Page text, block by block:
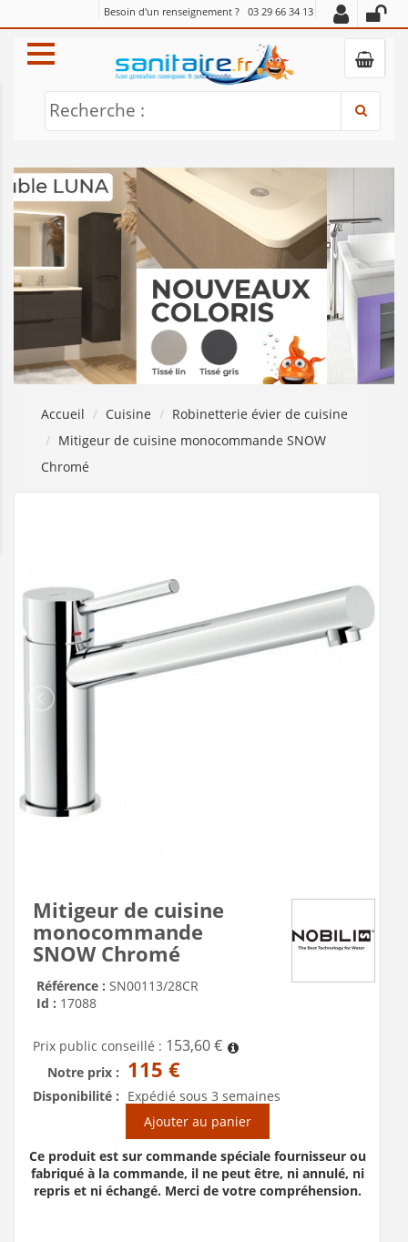
Besoin d'un renseignement ? 03 29 66 34 13
Recherche :
Accueil Cuisine
Robinetterie évier de cuisine
Mitigeur de cuisine monocommande SNOW
Chromé
Mitigeur de cuisine
monocommande
SNOW Chromé
Référence : SN00113/28CR
Id : 17088
Prix public conseillé : 153,60 €
Notre prix : 115 €
Disponibilité : Expédié sous 3 semaines
Ajouter au panier
Ce produit est sur commande spéciale fournisseur ou
fabriqué à la commande, il ne peut être, ni annulé, ni
repris et ni échangé. Merci de votre compréhension.